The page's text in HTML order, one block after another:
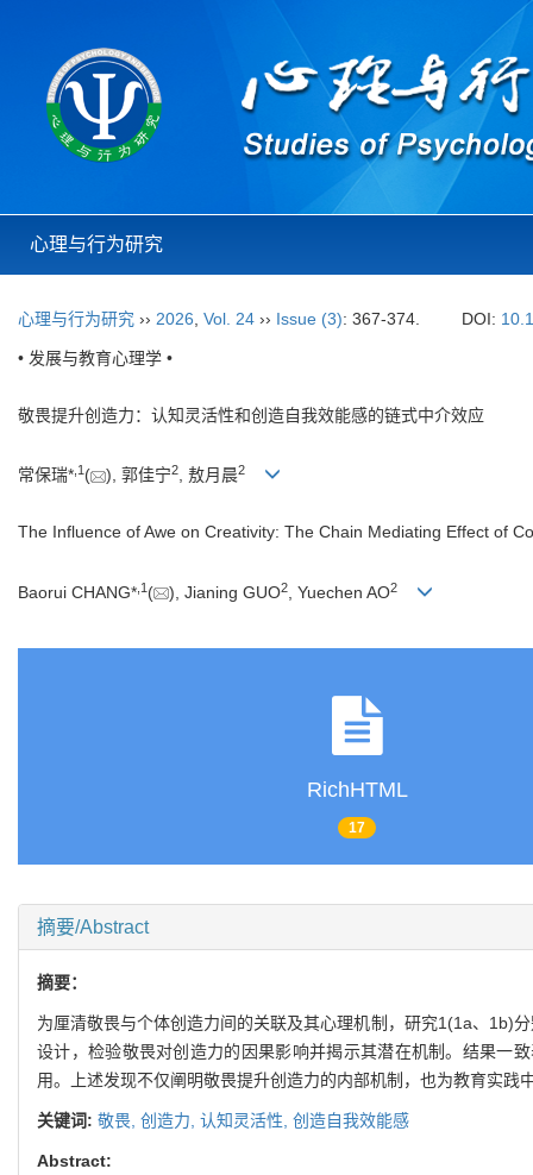
心理与行为研究
心理与行为研究 ›› 2026 Vol. 24 ›› Issue (3): 367-374. DOI:
• 发展与教育心理学 •
敬畏提升创造力：认知灵活性和创造自我效能感的链式中介效应
常保瑞* 1 ( ), 郭佳宁2, 敖月晨2
The Influence of Awe on Creativity: The Chain Mediating Effect of
Baorui CHANG* 1 ( ), Jianing GUO2 , Yuechen AO2
RichHTML
17
摘要/Abstract
摘要：
为厘清敬畏与个体创造力间的关联及其心理机制，研究1(1a、1b)
设计，检验敬畏对创造力的因果影响并揭示其潜在机制。结果一
用。上述发现不仅阐明敬畏提升创造力的内部机制，也为教育实践
关键词: 敬畏, 创造力, 认知灵活性, 创造自我效能感
Abstract: